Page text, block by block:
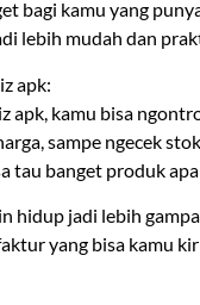
bagi kamu yang
lebih mudah dan
apk:
apk, kamu bisa
sampe ngecek
banget produk
jadi lebih
yang bisa kamu